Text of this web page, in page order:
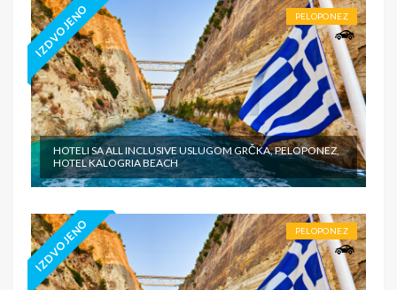
IZDVOJENO PELOPONEZ
HOTELI SA ALL INCLUSIVE USLUGOM GRČKA, PELOPONEZ,
HOTEL KALOGRIA BEACH
IZDVOJENO PELOPONEZ